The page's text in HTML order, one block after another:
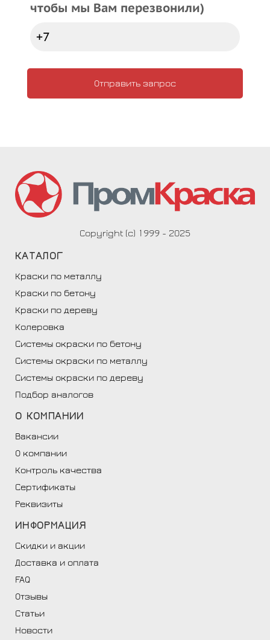
чтобы мы Вам перезвонили)
Отправить запрос
Copyright (c) 1999 - 2025
КАТАЛОГ
Краски по металлу
Краски по бетону
Краски по дереву
Колеровка
Системы окраски по бетону
Системы окраски по металлу
Системы окраски по дереву
Подбор аналогов
О КОМПАНИИ
Вакансии
О компании
Контроль качества
Сертификаты
Реквизиты
ИНФОРМАЦИЯ
Скидки и акции
Доставка и оплата
FAQ
Отзывы
Статьи
Новости